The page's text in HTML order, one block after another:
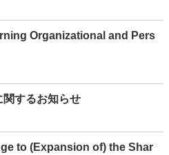
Organizational and Pers
するお知らせ
to (Expansion of) the Shar